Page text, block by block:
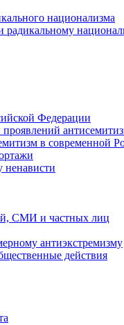
национализма
радикальному
Федерации
в современной
ненависти
СМИ и частных лиц
антиэкстремизму
действия